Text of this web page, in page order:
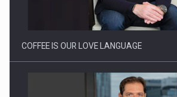
Investitii Digitalizare
COFFEE IS OUR LOVE LANGUAGE